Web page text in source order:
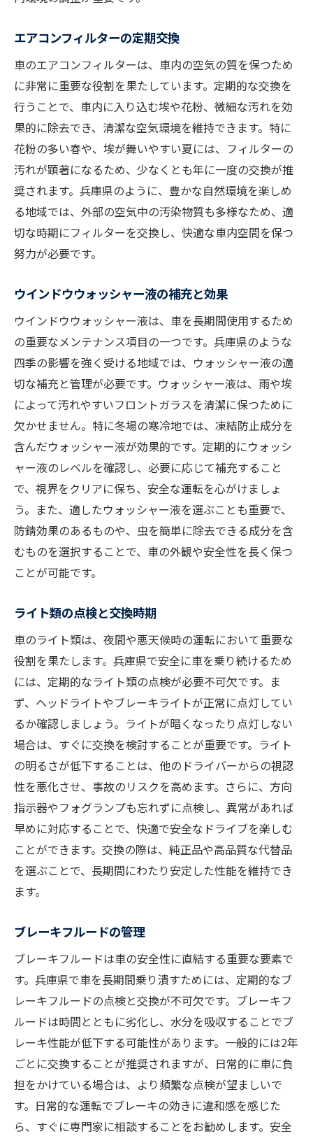
エアコンフィルターの定期交換
車のエアコンフィルターは、車内の空気の質を保つため
に非常に重要な役割を果たしています。定期的な交換を
行うことで、車内に入り込む埃や花粉、微細な汚れを効
果的に除去でき、清潔な空気環境を維持できます。特に
花粉の多い春や、埃が舞いやすい夏には、フィルターの
汚れが顕著になるため、少なくとも年に一度の交換が推
奨されます。兵庫県のように、豊かな自然環境を楽しめ
る地域では、外部の空気中の汚染物質も多様なため、適
切な時期にフィルターを交換し、快適な車内空間を保つ
努力が必要です。
ウインドウウォッシャー液の補充と効果
ウインドウウォッシャー液は、車を長期間使用するため
の重要なメンテナンス項目の一つです。兵庫県のような
四季の影響を強く受ける地域では、ウォッシャー液の適
切な補充と管理が必要です。ウォッシャー液は、雨や埃
によって汚れやすいフロントガラスを清潔に保つために
欠かせません。特に冬場の寒冷地では、凍結防止成分を
含んだウォッシャー液が効果的です。定期的にウォッシ
ャー液のレベルを確認し、必要に応じて補充すること
で、視界をクリアに保ち、安全な運転を心がけましょ
う。また、適したウォッシャー液を選ぶことも重要で、
防錆効果のあるものや、虫を簡単に除去できる成分を含
むものを選択することで、車の外観や安全性を長く保つ
ことが可能です。
ライト類の点検と交換時期
車のライト類は、夜間や悪天候時の運転において重要な
役割を果たします。兵庫県で安全に車を乗り続けるため
には、定期的なライト類の点検が必要不可欠です。ま
ず、ヘッドライトやブレーキライトが正常に点灯してい
るか確認しましょう。ライトが暗くなったり点灯しない
場合は、すぐに交換を検討することが重要です。ライト
の明るさが低下することは、他のドライバーからの視認
性を悪化させ、事故のリスクを高めます。さらに、方向
指示器やフォグランプも忘れずに点検し、異常があれば
早めに対応することで、快適で安全なドライブを楽しむ
ことができます。交換の際は、純正品や高品質な代替品
を選ぶことで、長期間にわたり安定した性能を維持でき
ます。
ブレーキフルードの管理
ブレーキフルードは車の安全性に直結する重要な要素で
す。兵庫県で車を長期間乗り潰すためには、定期的なブ
レーキフルードの点検と交換が不可欠です。ブレーキフ
ルードは時間とともに劣化し、水分を吸収することでブ
レーキ性能が低下する可能性があります。一般的には2年
ごとに交換することが推奨されますが、日常的に車に負
担をかけている場合は、より頻繁な点検が望ましいで
す。日常的な運転でブレーキの効きに違和感を感じた
ら、すぐに専門家に相談することをお勧めします。安全